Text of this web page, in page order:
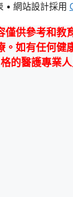
• 網站設計採用
僅供參考和
。如有任何健
格的醫護專業人